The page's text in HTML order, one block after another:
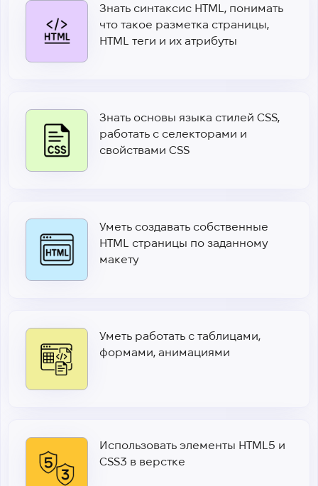
Знать синтаксис HTML, понимать
что такое разметка страницы,
HTML теги и их атрибуты
Знать основы языка стилей CSS,
работать с селекторами и
свойствами CSS
Уметь создавать собственные
HTML страницы по заданному
макету
Уметь работать с таблицами,
формами, анимациями
Использовать элементы HTML5 и
CSS3 в верстке